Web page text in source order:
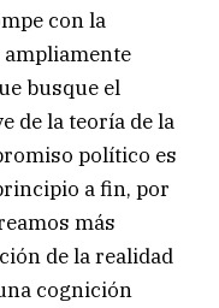
con la
ampliamente
busque el
de la teoría de la
político es
a fin, por
más
de la realidad
cognición